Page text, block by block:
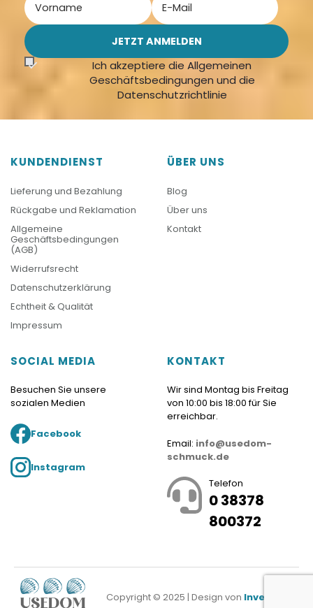
Ich akzeptiere die Allgemeinen
Geschäftsbedingungen und die
Datenschutzrichtlinie
KUNDENDIENST
Lieferung und Bezahlung
Rückgabe und Reklamation
Allgemeine
Geschäftsbedingungen
(AGB)
Widerrufsrecht
Datenschutzerklärung
Echtheit & Qualität
Impressum
ÜBER UNS
Blog
Über uns
Kontakt
SOCIAL MEDIA
Besuchen Sie unsere
sozialen Medien
Facebook
Instagram
KONTAKT
Wir sind Montag bis Freitag
von 10:00 bis 18:00 für Sie
erreichbar.
Email: info@usedom-
schmuck.de
Telefon
0 38378
800372
Copyright © 2025 | Design von Investnet